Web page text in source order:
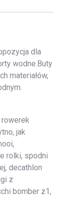
dla
wodne.Buty
materiałów,
rowerek
jak
rolki, spodni
decathlon
z
bomber z1,